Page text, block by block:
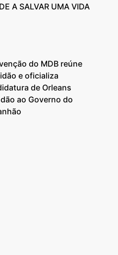
A SALVAR UMA VIDA
do MDB reúne
e oficializa
de Orleans
ao Governo do